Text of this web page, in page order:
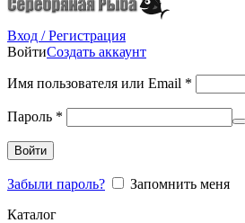
Вход / Регистрация
ВойтиСоздать аккаунт
Имя пользователя или Email *
Пароль *
Войти
Забыли пароль?
Запомнить меня
Каталог